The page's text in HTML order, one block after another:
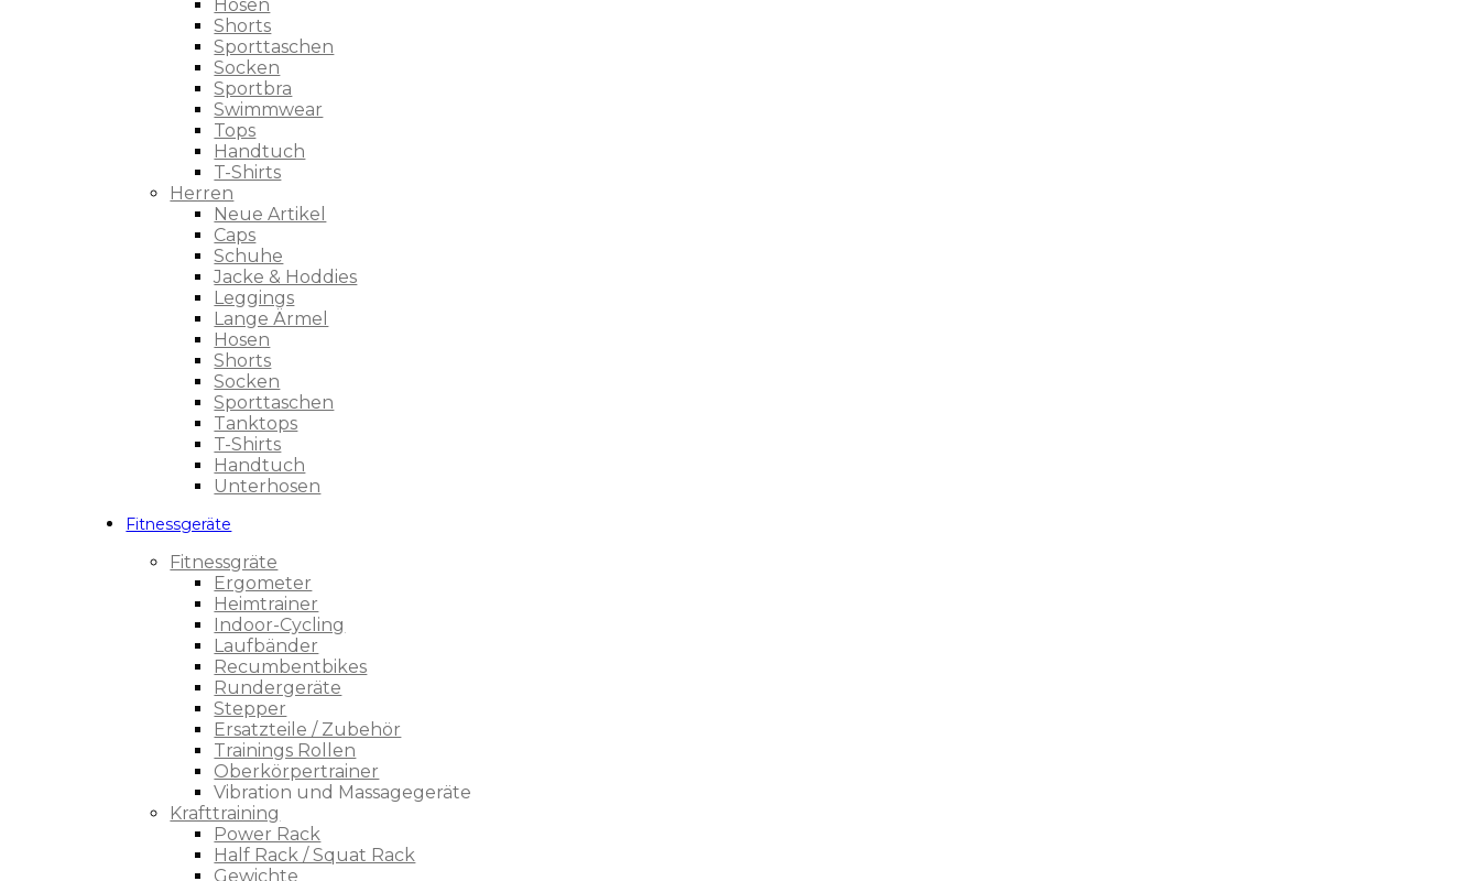
Hosen
Shorts
Sporttaschen
Socken
Sportbra
Swimmwear
Tops
Handtuch
T-Shirts
Herren
Neue Artikel
Caps
Schuhe
Jacke & Hoddies
Leggings
Lange Ärmel
Hosen
Shorts
Socken
Sporttaschen
Tanktops
T-Shirts
Handtuch
Unterhosen
Fitnessgeräte
Fitnessgräte
Ergometer
Heimtrainer
Indoor-Cycling
Laufbänder
Recumbentbikes
Rundergeräte
Stepper
Ersatzteile / Zubehör
Trainings Rollen
Oberkörpertrainer
Vibration und Massagegeräte
Krafttraining
Power Rack
Half Rack / Squat Rack
Gewichte